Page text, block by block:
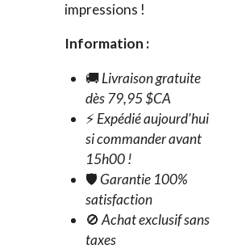
impressions !
Information :
🚚Livraison gratuite
dès 79,95 $CA
⚡Expédié aujourd'hui
si commander avant
15h00 !
🛡️Garantie 100%
satisfaction
🚫Achat exclusif sans
taxes